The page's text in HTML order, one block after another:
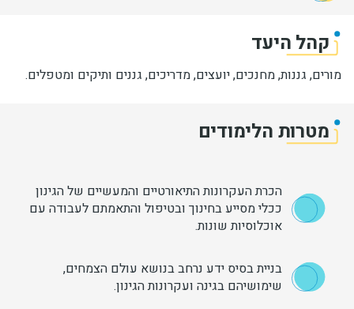
קהל היעד
מורים, גננות, מחנכים, יועצים, מדריכים, גננים ותיקים ומטפלים.
מטרות הלימודים
הכרת העקרונות התיאורטיים והמעשיים של הגינון
ככלי מסייע בחינוך ובטיפול והתאמתם לעבודה עם
אוכלוסיות שונות.
בניית בסיס ידע נרחב בנושא עולם הצמחים,
שימושיהם בגינה ועקרונות הגינון.